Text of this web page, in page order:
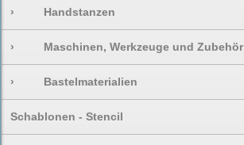
› Handstanzen
› Maschinen, Werkzeuge und Zubehör
› Bastelmaterialien
Schablonen - Stencil